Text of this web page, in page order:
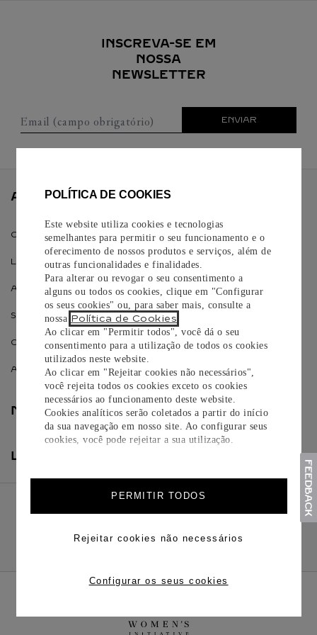
POLÍTICA DE COOKIES
Este website utiliza cookies e tecnologias
semelhantes para permitir o seu funcionamento e o
oferecimento de nossos produtos e serviços, além de
outras funcionalidades e finalidades.
Para alterar ou revogar o seu consentimento a
alguns ou todos os cookies, clique em "Configurar
os seus cookies" ou, para saber mais, consulte a
nossa Política de Cookies
Ao clicar em "Permitir todos", você dá o seu
consentimento para a utilização de todos os cookies
utilizados neste website.
Ao clicar em "Rejeitar cookies não necessários",
você rejeita todos os cookies exceto os cookies
necessários ao funcionamento deste website.
Cookies analíticos serão coletados a partir do início
da sua navegação em nosso site. Ao configurar seus
cookies, você pode rejeitar a sua utilização.
PERMITIR TODOS
Rejeitar cookies não necessários
Configurar os seus cookies
INSCREVA-SE EM
NOSSA
NEWSLETTER
Email (campo obrigatório) ENVIAR
ATENDIMENTO AO CONSUMIDOR
CONTATO
LIGUE PARA (11) 4380 0828
ACOMPANHE SEU PEDIDO
SERVIÇOS DE ENTREGA
OPÇÕES DE PAGAMENTO
AJUDA
NOSSA EMPRESA
LEGAL E PRIVACIDADE